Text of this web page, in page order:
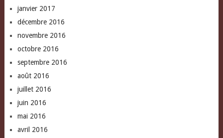
janvier 2017
décembre 2016
novembre 2016
octobre 2016
septembre 2016
août 2016
juillet 2016
juin 2016
mai 2016
avril 2016